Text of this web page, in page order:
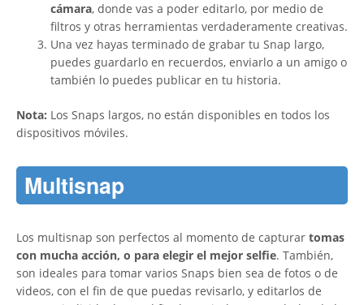
cámara, donde vas a poder editarlo, por medio de
filtros y otras herramientas verdaderamente creativas.
Una vez hayas terminado de grabar tu Snap largo,
puedes guardarlo en recuerdos, enviarlo a un amigo o
también lo puedes publicar en tu historia.
Nota: Los Snaps largos, no están disponibles en todos los
dispositivos móviles.
Multisnap
Los multisnap son perfectos al momento de capturar tomas
con mucha acción, o para elegir el mejor selfie. También,
son ideales para tomar varios Snaps bien sea de fotos o de
videos, con el fin de que puedas revisarlo, y editarlos de